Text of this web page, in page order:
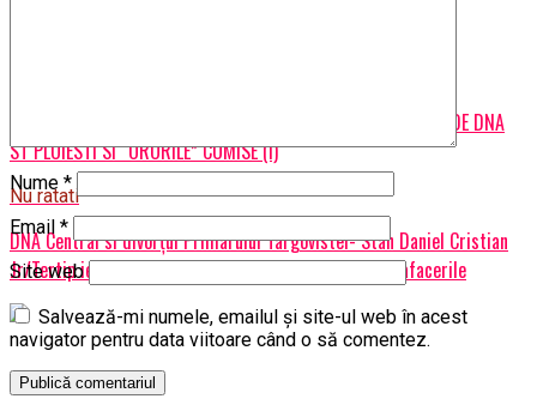
GRUPUL DE CRIMA ORGANIZATA DIN PRAHOVA COORDONAT DE DNA
ST PLOIESTI SI “ORORILE” COMISE (I)
Nu ratati
DNA Central si divorțul Primarului Targovistei- Stan Daniel Cristian
Jr/Tertip ieftin pentru a-și pune la adăpost averea și afacerile
Nume *
Email *
Site web
Salvează-mi numele, emailul și site-ul web în acest
navigator pentru data viitoare când o să comentez.